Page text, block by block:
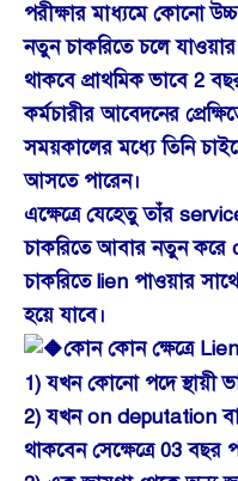
পরীক্ষার মাধ্যমে কোনো
নতুন চাকরিতে চলে
থাকবে প্রাথমিক ভাবে 2 বছর
কর্মচারীর আবেদনের
সময়কালের মধ্যে তিনি
আসতে পারেন।
এক্ষেত্রে যেহেতু তাঁর
চাকরিতে আবার নতুন করে
চাকরিতে lien পাওয়ার
হয়ে যাবে।
কোন কোন ক্ষেত্রে
1) যখন কোনো পদে স্থায়ী
2) যখন on deputation
থাকবেন সেক্ষেত্রে 03 বছর